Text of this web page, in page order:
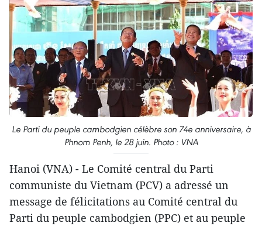
Le Parti du peuple cambodgien célèbre son 74e anniversaire, à
Phnom Penh, le 28 juin. Photo : VNA
Hanoi (VNA) - Le Comité central du Parti
communiste du Vietnam (PCV) a adressé un
message de félicitations au Comité central du
Parti du peuple cambodgien (PPC) et au peuple